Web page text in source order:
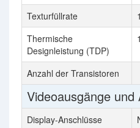
Texturfüllrate
Thermische
Designleistung (TDP)
Anzahl der Transistoren
Videoausgänge und
Display-Anschlüsse